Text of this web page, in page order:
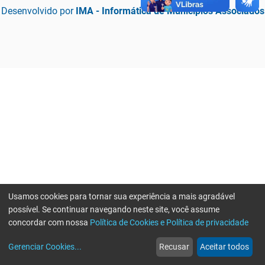
Desenvolvido por IMA - Informática de Municípios Associados
web
Notícias
more_horiz
Mais
Usamos cookies para tornar sua experiência a mais agradável
possível. Se continuar navegando neste site, você assume
concordar com nossa Política de Cookies e Política de privacidade
Gerenciar Cookies... Recusar Aceitar todos
Erro ao enviar informações, por favor tente novamente